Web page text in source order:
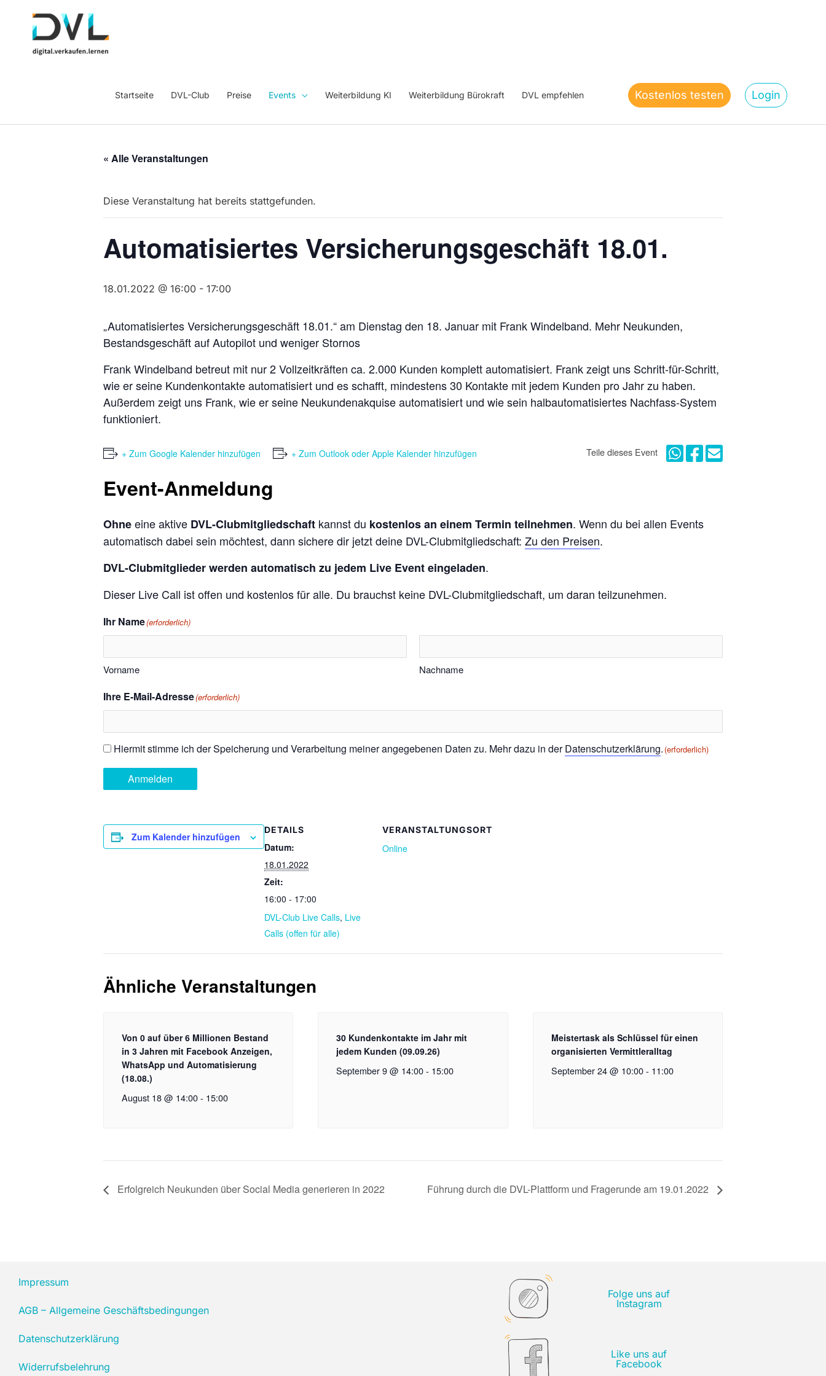
Startseite DVL-Club Preise Events Weiterbildung KI Weiterbildung Bürokraft DVL empfehlen Kostenlos testen Login
« Alle Veranstaltungen
Diese Veranstaltung hat bereits stattgefunden.
Automatisiertes Versicherungsgeschäft 18.01.
18.01.2022 @ 16:00 - 17:00
„Automatisiertes Versicherungsgeschäft 18.01.“ am Dienstag den 18. Januar mit Frank Windelband. Mehr Neukunden,
Bestandsgeschäft auf Autopilot und weniger Stornos
Frank Windelband betreut mit nur 2 Vollzeitkräften ca. 2.000 Kunden komplett automatisiert. Frank zeigt uns Schritt-für-Schritt,
wie er seine Kundenkontakte automatisiert und es schafft, mindestens 30 Kontakte mit jedem Kunden pro Jahr zu haben.
Außerdem zeigt uns Frank, wie er seine Neukundenakquise automatisiert und wie sein halbautomatisiertes Nachfass-System
funktioniert.
+ Zum Google Kalender hinzufügen + Zum Outlook oder Apple Kalender hinzufügen Teile dieses Event
Event-Anmeldung
Ohneeine aktive DVL-Clubmitgliedschaft kannst du kostenlos an einem Termin teilnehmen. Wenn du bei allen Events
automatisch dabei sein möchtest, dann sichere dir jetzt deine DVL-Clubmitgliedschaft: Zu den Preisen.
DVL-Clubmitglieder werden automatisch zu jedem Live Event eingeladen.
Dieser Live Call ist offen und kostenlos für alle. Du brauchst keine DVL-Clubmitgliedschaft, um daran teilzunehmen.
Ihr Name(erforderlich)
Vorname Nachname
Ihre E-Mail-Adresse(erforderlich)
Einwilligung(erforderlich)
Hiermit stimme ich der Speicherung und Verarbeitung meiner angegebenen Daten zu. Mehr dazu in derDatenschutzerklärung. (erforderlich)
Anmelden
Zum Kalender hinzufügen
DETAILS
Datum:
18.01.2022
Zeit:
16:00 - 17:00
DVL-Club Live Calls, Live
Calls (offen für alle)
VERANSTALTUNGSORT
Online
Ähnliche Veranstaltungen
Von 0 auf über 6 Millionen Bestand
in 3 Jahren mit Facebook Anzeigen,
WhatsApp und Automatisierung
(18.08.)
August 18 @ 14:00 - 15:00
30 Kundenkontakte im Jahr mit
jedem Kunden (09.09.26)
September 9 @ 14:00 - 15:00
Meistertask als Schlüssel für einen
organisierten Vermittleralltag
September 24 @ 10:00 - 11:00
Erfolgreich Neukunden über Social Media generieren in 2022 Führung durch die DVL-Plattform und Fragerunde am 19.01.2022
Impressum
AGB – Allgemeine Geschäftsbedingungen
Datenschutzerklärung
Widerrufsbelehrung
Folge uns auf
Instagram
Like uns auf
Facebook